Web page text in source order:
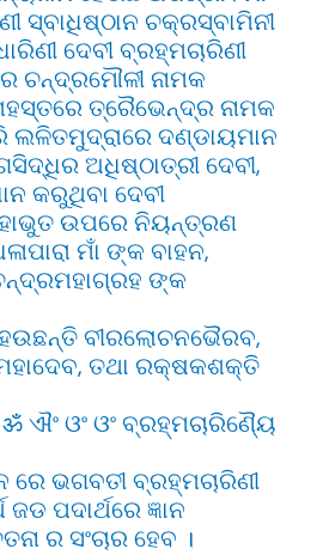
ସ୍ବାଧିଷ୍ଠାନ ଚକ୍ରସ୍ବାମିନୀ
ଦେବୀ ବ୍ରହ୍ମଚାରିଣୀ
ଚନ୍ଦ୍ରମୌଳୀ ନାମକ
ତ୍ରୈଭେନ୍ଦ୍ର ନାମକ
ଦଣ୍ଡାୟମାନ
ଅଧିଷ୍ଠାତ୍ରୀ ଦେବୀ,
କରୁଥିବା ଦେବୀ
ଉପରେ ନିୟନ୍ତ୍ରଣ
ମାଁ ଙ୍କ ବାହନ,
ଙ୍କ
ବୀରଲୋଚନଭୈରବ,
ତଥା ରକ୍ଷକଶକ୍ତି
ଐଂ ଓଂ ଓଂ ବ୍ରହ୍ମଚାରିଣ୍ୟୈ
ରେ ଭଗବତୀ ବ୍ରହ୍ମଚାରିଣୀ
ପଦାର୍ଥରେ ଜ୍ଞାନ
ର ସଂଚାର ହେବ ।